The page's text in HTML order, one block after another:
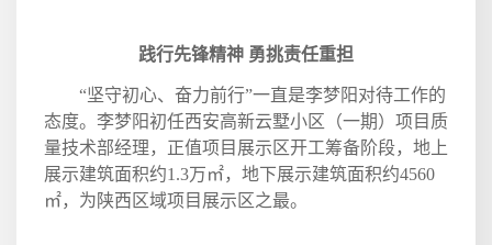
践行先锋精神 勇挑责任重担
“坚守初心、奋力前行”一直是李梦阳对待工作的
态度。李梦阳初任西安高新云墅小区（一期）项目质
量技术部经理，正值项目展示区开工筹备阶段，地上
展示建筑面积约1.3万㎡，地下展示建筑面积约4560
㎡，为陕西区域项目展示区之最。